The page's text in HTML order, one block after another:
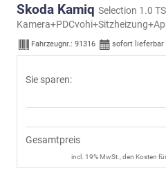
Skoda Kamiq Selection 1.0
Fahrzeugnr.: 91316 sofort lieferbar
Sie sparen:
Gesamtpreis
incl. 19% MwSt., den Kosten